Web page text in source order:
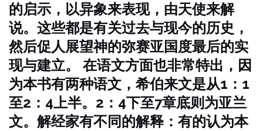
的启示，以异象来表现，由天使来解
说。这些都是有关过去与现今的历史，
然后促人展望神的弥赛亚国度最后的实
现与建立。
在语文方面也非常特出，因
为本书有两种语文，希伯来文是从1：1
至2：4上半。2：4下至7章底则为亚兰
文。解经家有不同的解释：有的认为本